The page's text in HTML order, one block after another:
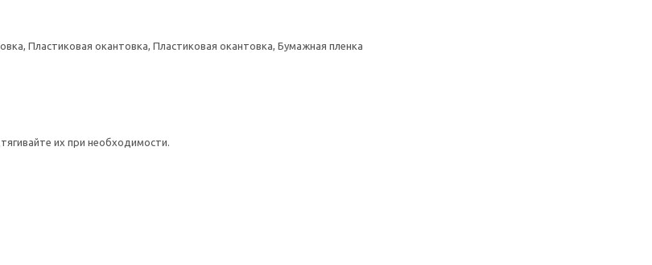
Пластиковая окантовка, Пластиковая окантовка, Бумажная пленка
их при необходимости.